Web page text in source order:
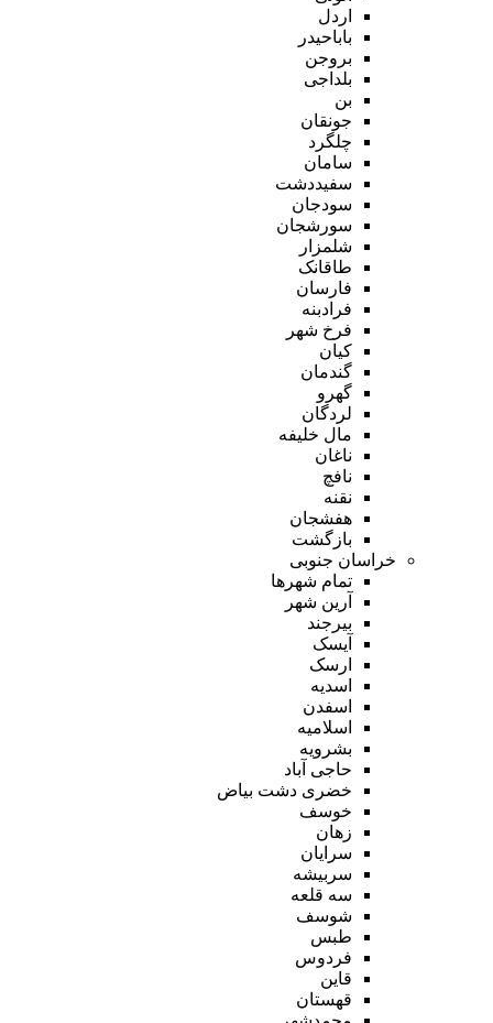
اردل
باباحیدر
بروجن
بلداجی
بن
جونقان
چلگرد
سامان
سفیددشت
سودجان
سورشجان
شلمزار
طاقانک
فارسان
فرادبنه
فرخ شهر
کیان
گندمان
گهرو
لردگان
مال خلیفه
ناغان
نافچ
نقنه
هفشجان
بازگشت
خراسان جنوبی
تمام شهر‌ها
آرین شهر
بیرجند
آیسک
ارسک
اسدیه
اسفدن
اسلامیه
بشرویه
حاجی آباد
خضری دشت بیاض
خوسف
زهان
سرایان
سربیشه
سه قلعه
شوسف
طبس
فردوس
قاین
قهستان